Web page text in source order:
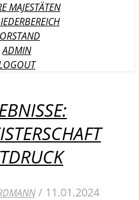
MAJESTÄTEN
ADMIN
/ 11.01.2024